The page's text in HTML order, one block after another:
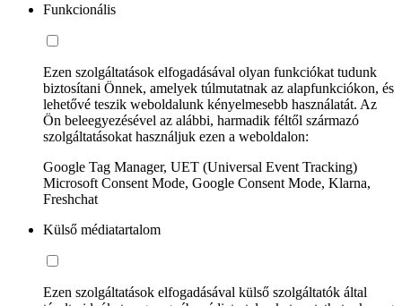
Funkcionális
Ezen szolgáltatások elfogadásával olyan funkciókat tudunk
biztosítani Önnek, amelyek túlmutatnak az alapfunkciókon, és
lehetővé teszik weboldalunk kényelmesebb használatát. Az
Ön beleegyezésével az alábbi, harmadik féltől származó
szolgáltatásokat használjuk ezen a weboldalon:
Google Tag Manager, UET (Universal Event Tracking)
Microsoft Consent Mode, Google Consent Mode, Klarna,
Freshchat
Külső médiatartalom
Ezen szolgáltatások elfogadásával külső szolgáltatók által